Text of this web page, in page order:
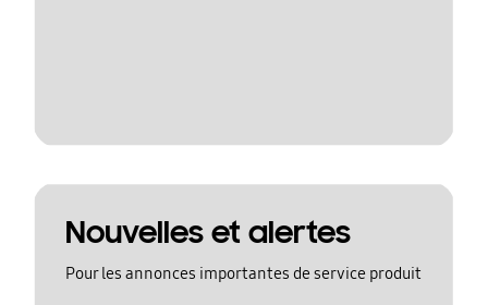
Nouvelles et alertes
Pour les annonces importantes de service produit